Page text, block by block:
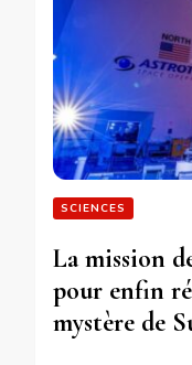
SCIENCES
La mission
pour enfin
mystère de